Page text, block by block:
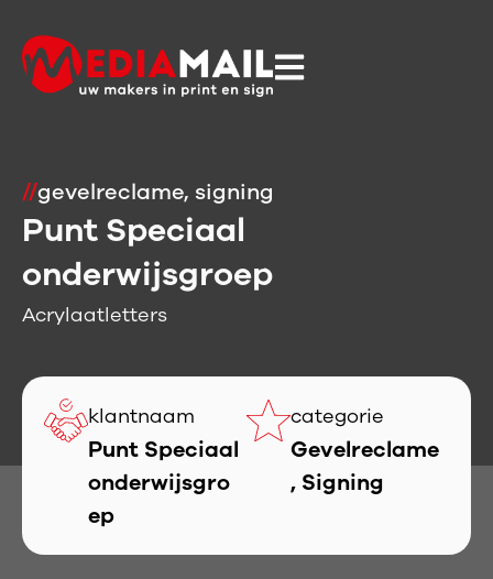
//gevelreclame, signing
Punt Speciaal
onderwijsgroep
Acrylaatletters
klantnaam
Punt Speciaal
onderwijsgro
ep
categorie
Gevelreclame
, Signing